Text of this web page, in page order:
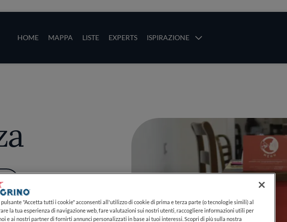
HOME MAPPA LISTE EXPERTS ISPIRAZIONE
"Accetta tutti i cookie" acconsenti all'utilizzo di cookie di prima e terza parte (o tecnologie simili) al
la tua esperienza di navigazione web, fare valutazioni sui nostri utenti, raccogliere informazioni utili per
e ai nostri partner di fornirti annunci personalizzati in base ai tuoi interessi. Scopri di più sulla nostra